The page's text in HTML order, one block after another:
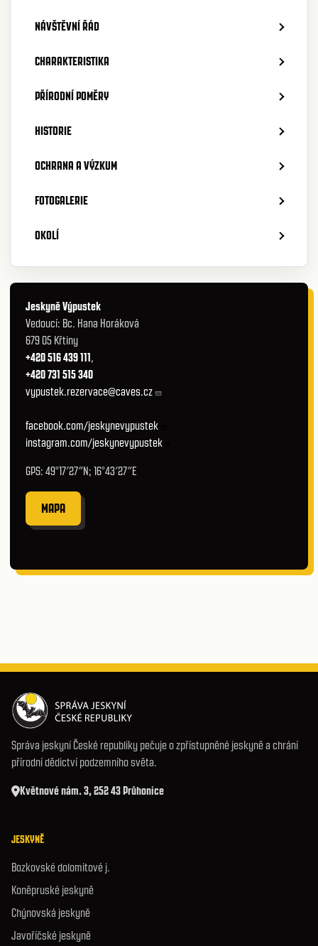
NÁVŠTĚVNÍ ŘÁD
CHARAKTERISTIKA
PŘÍRODNÍ POMĚRY
HISTORIE
OCHRANA A VÝZKUM
FOTOGALERIE
OKOLÍ
Jeskyně Výpustek
Vedoucí: Bc. Hana Horáková
679 05 Křtiny
+420 516 439 111,
+420 731 515 340
vypustek.rezervace@caves.cz
facebook.com/jeskynevypustek
instagram.com/jeskynevypustek
GPS: 49°17′27″N; 16°43′27″E
MAPA
Správa jeskyní České republiky pečuje o zpřístupněné jeskyně a chrání
přírodní dědictví podzemního světa.
Květnové nám. 3, 252 43 Průhonice
JESKYNĚ
Bozkovské dolomitové j.
Koněpruské jeskyně
Chýnovská jeskyně
Javoříčské jeskyně